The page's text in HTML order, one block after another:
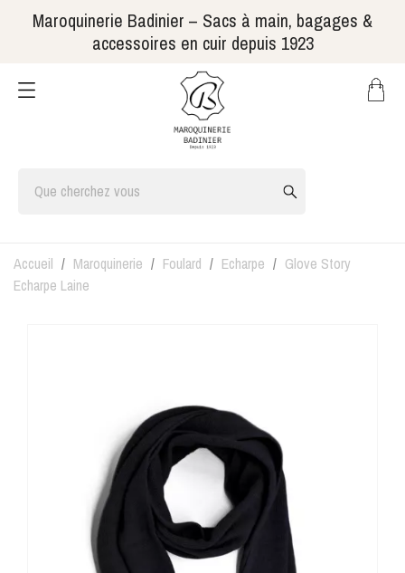
Maroquinerie Badinier – Sacs à main, bagages &
accessoires en cuir depuis 1923
Accueil Maroquinerie Foulard Echarpe
Glove Story
Echarpe Laine